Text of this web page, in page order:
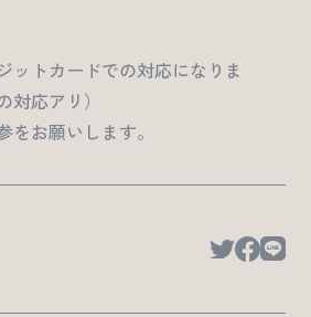
ットカードでの対応になりま
応アリ）
をお願いします。